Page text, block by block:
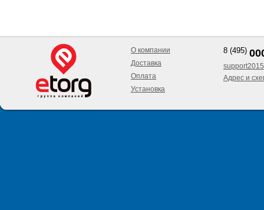
О компании
Доставка
Оплата
Установка
8 (495)
Адрес и